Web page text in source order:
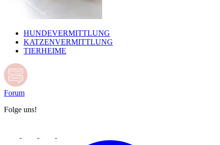
HUNDEVERMITTLUNG
KATZENVERMITTLUNG
TIERHEIME
Forum
Folge uns!